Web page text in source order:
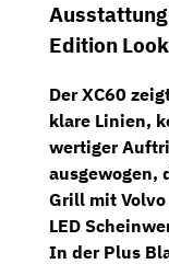
Edition Look
Der XC60
klare Linien,
wertiger
ausgewogen,
Grill mit
LED
In der Plus